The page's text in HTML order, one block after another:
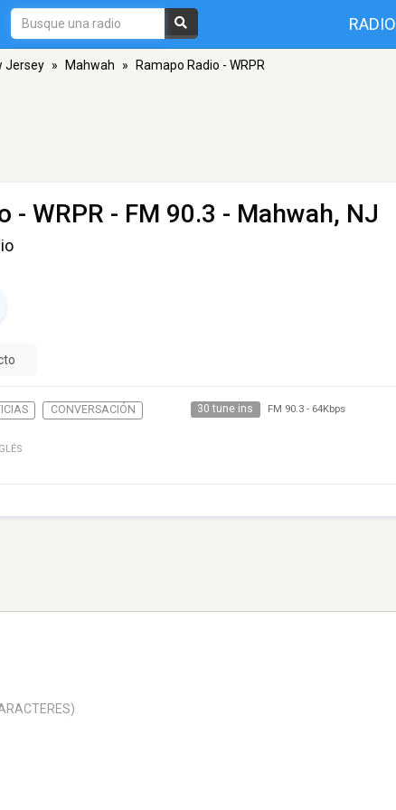
RADIO
Jersey » Mahwah » Ramapo Radio - WRPR
- WRPR - FM 90.3 - Mahwah, NJ
CONVERSACIÓN 30 tune ins FM 90.3- 64Kbps